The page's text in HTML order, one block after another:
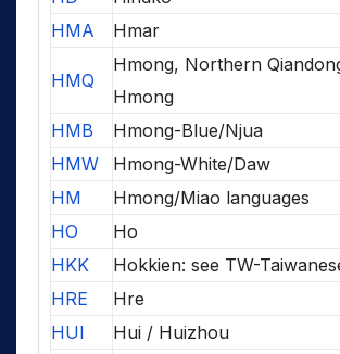
HMA
Hmar
HMQ
Hmong, Northern
Hmong
HMB
Hmong-Blue/Njua
HMW
Hmong-White/Daw
HM
Hmong/Miao languages
HO
Ho
HKK
Hokkien: see TW-
HRE
Hre
HUI
Hui / Huizhou